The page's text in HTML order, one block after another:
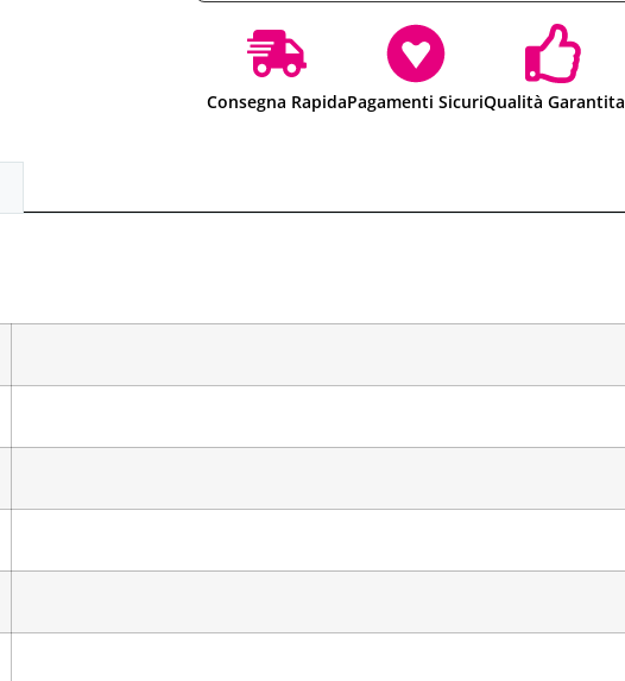
Consegna RapidaPagamenti SicuriQualità Garantita